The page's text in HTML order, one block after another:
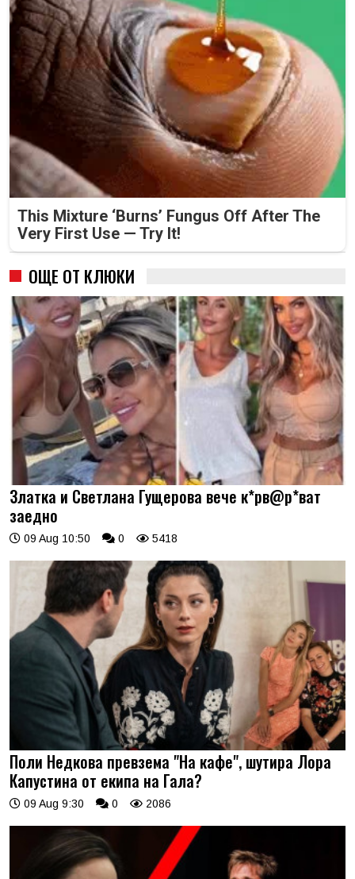
This Mixture ‘Burns’ Fungus Off After The
Very First Use — Try It!
ОЩЕ ОТ КЛЮКИ
Златка и Светлана Гущерова вече к*рв@р*ват
заедно
09 Aug 10:50 0 5418
Поли Недкова превзема "На кафе", шутира Лора
Капустина от екипа на Гала?
09 Aug 9:30 0 2086